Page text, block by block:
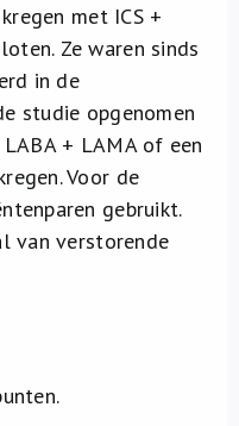
met ICS +
Ze waren sinds
in de
studie opgenomen
+ LAMA of een
Voor de
gebruikt.
van verstorende